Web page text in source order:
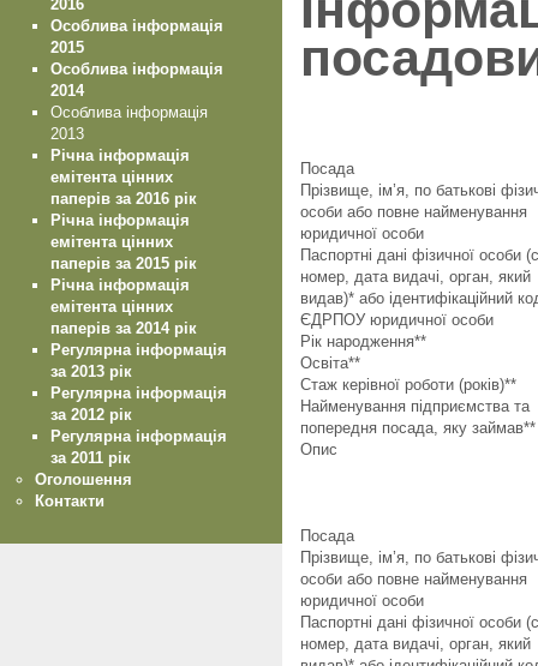
Посада
Прізвище, ім’я, по батькові
особи або повне найменування
юридичної особи
Паспортні дані фізичної особи
номер, дата видачі, орган, який
видав)* або ідентифікаційний
ЄДРПОУ юридичної особи
Рік народження**
Освіта**
Стаж керівної роботи (років)**
Найменування підприємства та
попередня посада, яку займав**
Опис
Посада
Прізвище, ім’я, по батькові
особи або повне найменування
юридичної особи
Паспортні дані фізичної особи
номер, дата видачі, орган, який
2016
Особлива інформація
2015
Особлива інформація
2014
Особлива інформація
2013
Річна інформація
емітента цінних
паперів за 2016 рік
Річна інформація
емітента цінних
паперів за 2015 рік
Річна інформація
емітента цінних
паперів за 2014 рік
Регулярна інформація
за 2013 рік
Регулярна інформація
за 2012 рік
Регулярна інформація
за 2011 рік
Оголошення
Контакти